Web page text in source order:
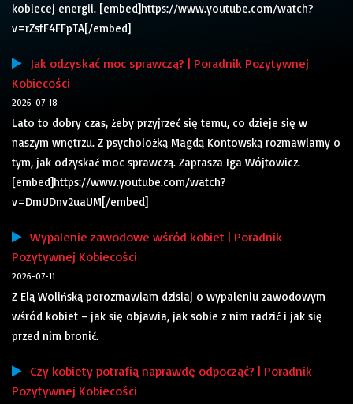
kobiecej energii. [embed]https://www.youtube.com/watch?
v=rZsfF4FFpTA[/embed]
Jak odzyskać moc sprawczą? | Poradnik Pozytywnej
Kobiecości
2026-07-18
Lato to dobry czas, żeby przyjrzeć się temu, co dzieje się w
naszym wnętrzu. Z psycholożką Magdą Kontowską rozmawiamy o
tym, jak odzyskać moc sprawczą. Zaprasza Iga Wójtowicz.
[embed]https://www.youtube.com/watch?
v=DmUDnv2uaUM[/embed]
Wypalenie zawodowe wśród kobiet | Poradnik
Pozytywnej Kobiecości
2026-07-11
Z Elą Wolińską porozmawiam dzisiaj o wypaleniu zawodowym
wśród kobiet – jak się objawia, jak sobie z nim radzić i jak się
przed nim bronić.
Czy kobiety potrafią naprawdę odpocząć? | Poradnik
Pozytywnej Kobiecości